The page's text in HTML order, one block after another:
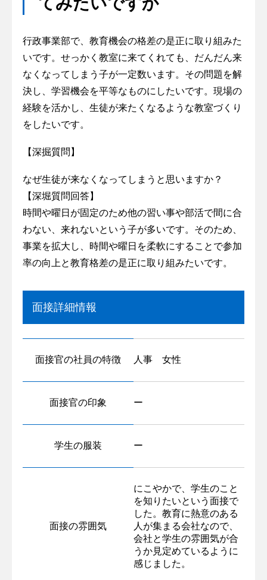
行政事業部で、教育機会の格差の是正に取り組みた
いです。せっかく教室に来てくれても、だんだん来
なくなってしまう子が一定数います。その問題を解
決し、学習機会を平等なものにしたいです。現場の
経験を活かし、生徒が来たくなるような教室づくり
をしたいです。
【深掘質問】
なぜ生徒が来なくなってしまうと思いますか？
【深堀質問回答】
時間や曜日が固定のため他の習い事や部活で間に合
わない、来れないという子が多いです。そのため、
事業を拡大し、時間や曜日を柔軟にすることで参加
率の向上と教育格差の是正に取り組みたいです。
面接詳細情報
面接官の社員の特徴 人事 女性
面接官の印象 ー
学生の服装 ー
面接の雰囲気
にこやかで、学生のこと
を知りたいという面接で
した。教育に熱意のある
人が集まる会社なので、
会社と学生の雰囲気が合
うか見定めているように
感じました。